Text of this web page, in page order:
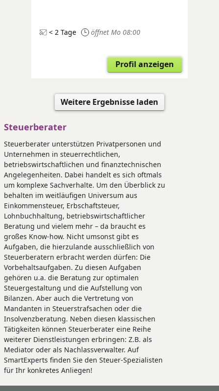
< 2 Tage öffnet Mo 08:00
Profil anzeigen
Weitere Ergebnisse laden
Steuerberater
Steuerberater unterstützen Privatpersonen und
Unternehmen in steuerrechtlichen,
betriebswirtschaftlichen und finanztechnischen
Angelegenheiten. Dabei handelt es sich oftmals
um komplexe Sachverhalte. Um den Überblick zu
behalten im weitläufigen Universum aus
Einkommensteuer, Erbschaftsteuer,
Lohnbuchhaltung, betriebswirtschaftlicher
Beratung und vielem mehr – da braucht es
großes Know-how. Nicht umsonst gibt es
Aufgaben, die hierzulande ausschließlich von
Steuerberatern erbracht werden dürfen: Die
Vorbehaltsaufgaben. Zu diesen Aufgaben
gehören u.a. die Beratung zur optimalen
Steuergestaltung und die Aufstellung von
Bilanzen. Aber auch die Vertretung von
Mandanten in Steuerstrafsachen oder die
Insolvenzberatung. Neben diesen klassischen
Tätigkeiten können Steuerberater eine Reihe
weiterer Dienstleistungen erbringen: Z.B. als
Mediator oder als Nachlassverwalter. Auf
SmartExperts finden Sie den Steuer-Spezialisten
für Ihr konkretes Anliegen!